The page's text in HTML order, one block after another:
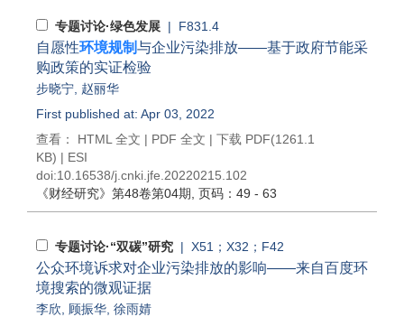
专题讨论·绿色发展 | F831.4
自愿性环境规制与企业污染排放——基于政府节能采
购政策的实证检验
步晓宁 赵丽华
First published at: Apr 03, 2022
查看： HTML 全文 | PDF 全文 | 下载 PDF(1261.1
KB) | ESI
doi:10.16538/j.cnki.jfe.20220215.102
《财经研究》 第48卷第04期 , 页码：49 - 63
专题讨论·“双碳”研究 | X51；X32；F42
公众环境诉求对企业污染排放的影响——来自百度环
境搜索的微观证据
李欣 顾振华 徐雨婧